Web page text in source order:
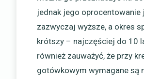
jednak jego oprocentowanie
zazwyczaj wyższe, a okres
krótszy – najczęściej do 10
również zauważyć, że przy
gotówkowym wymagane są